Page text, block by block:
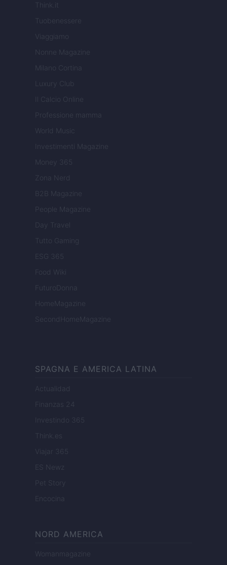
Think.it
Tuobenessere
Viaggiamo
Nonne Magazine
Milano Cortina
Luxury Club
Il Calcio Online
Professione mamma
World Music
Investimenti Magazine
Money 365
Zona Nerd
B2B Magazine
People Magazine
Day Travel
Tutto Gaming
ESG 365
Food Wiki
FuturoDonna
HomeMagazine
SecondHomeMagazine
SPAGNA E AMERICA LATINA
Actualidad
Finanzas 24
Investindo 365
Think.es
Viajar 365
ES Newz
Pet Story
Encocina
NORD AMERICA
Womanmagazine